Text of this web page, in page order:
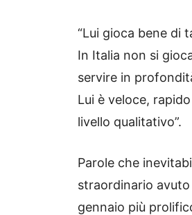
“Lui gioca bene di
In Italia non si
servire in
Lui è veloce,
livello qualitativo”.
Parole che
straordinario
gennaio più